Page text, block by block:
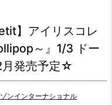
】アイリスコレ
～』1/3 ドー
月発売予定☆
ンインターナショナル